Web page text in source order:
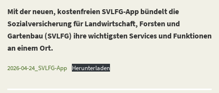
Mit der neuen, kostenfreien SVLFG-App bündelt die
Sozialversicherung für Landwirtschaft, Forsten und
Gartenbau (SVLFG) ihre wichtigsten Services und Funktionen
an einem Ort.
2026-04-24_SVLFG-App Herunterladen